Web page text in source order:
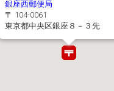
銀座西郵便局
〒 104-0061
東京都中央区銀座８－３先